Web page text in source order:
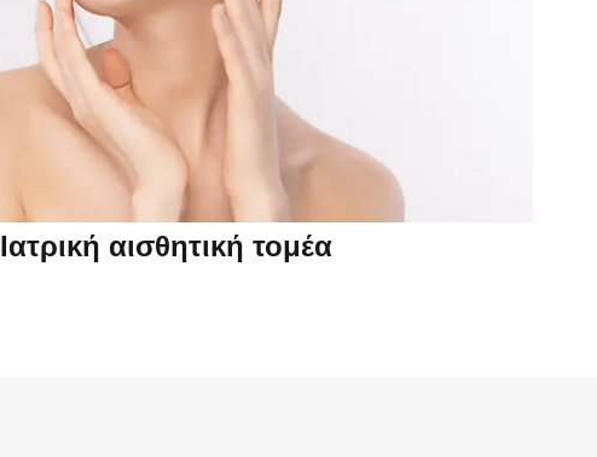
Ιατρική αισθητική τομέα